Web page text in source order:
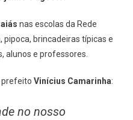
nas escolas da Rede
pipoca, brincadeiras típicas e
alunos e professores.
prefeito Vinícius Camarinha:
no nosso